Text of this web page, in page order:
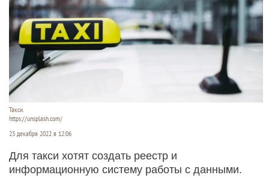
Такси.
https://unsplash.com/
23 декабря 2022 в 12:06
Для такси хотят создать реестр и
информационную систему работы с данными.